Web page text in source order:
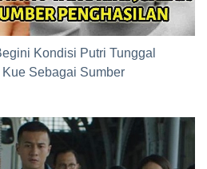
Kondisi Putri Tunggal
Sebagai Sumber